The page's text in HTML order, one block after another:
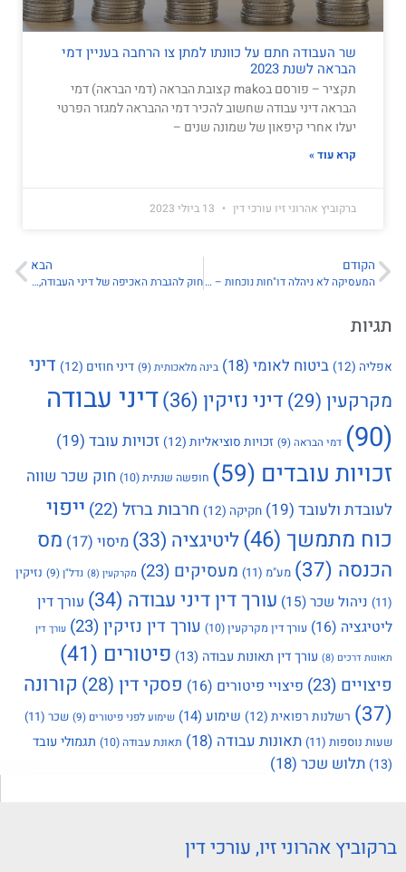
שר העבודה חתם על כוונתו למתן צו הרחבה בעניין דמי
הבראה לשנת 2023
תקציר – פורסם בmako קצובת הבראה (דמי הבראה) דמי
הבראה דיני עבודה שחשוב להכיר דמי ההבראה למגזר הפרטי
יעלו אחרי קיפאון של שמונה שנים –
קרא עוד »
ברקוביץ אהרוני זיו עורכי דין
הקודם
המעסיקה לא ניהלה דו"חות נוכחות – ותפצה על שעות נוספות
הבא
חוק להגברת האכיפה של דיני העבודה, תשע"ב-2011
תגיות
אפליה (12) ביטוח לאומי (18) בינה מלאכותית(9) דיני חוזים (12)
דיני
מקרקעין (29) דיני נזיקין (36)
דיני עבודה
(90)
דמי הבראה(9) זכויות סוציאליות (12) זכויות עובד (19)
זכויות עובדים (59) חופשה שנתית(10)
חוק שכר שווה
לעובדת ולעובד (19) חקיקה (12) חרבות ברזל (22)
ייפוי
כוח מתמשך (46) ליטיגציה (33) מיסוי (17)
מס
הכנסה (37) מע"מ (11) מעסיקים (23) מקרקעין (8) נדל"ן(9)
נזיקין
(11)
ניהול שכר(15) עורך דין דיני עבודה (34)
עורך דין
ליטיגציה (16) עורך דין מקרקעין(10) עורך דין נזיקין(23) עורך דין
תאונות דרכים (8) עורך דין תאונות עבודה (13) פיטורים (41)
פיצויים (23) פיצויי פיטורים (16) פסקי דין (28)
קורונה
(37)
רשלנות רפואית (12) שימוע(14) שימוע לפני פיטורים (9) שכר (11)
שעות נוספות (11) תאונות עבודה (18) תאונת עבודה (10)
תגמולי עובד
(13)
תלוש שכר (18)
ברקוביץ אהרוני זיו, עורכי דין